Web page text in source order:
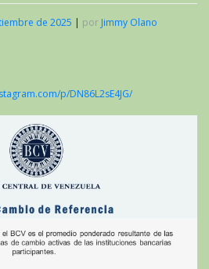
de 2025 | por Jimmy Olano
p/DN86L2sE4JG/